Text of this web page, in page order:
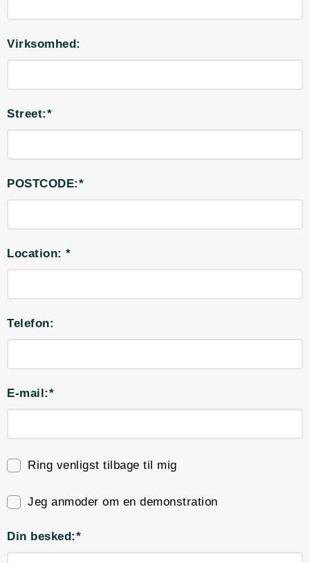
Virksomhed:
Street:*
POSTCODE:*
Location: *
Telefon:
E-mail:*
Ring venligst tilbage til mig
Jeg anmoder om en demonstration
Din besked:*